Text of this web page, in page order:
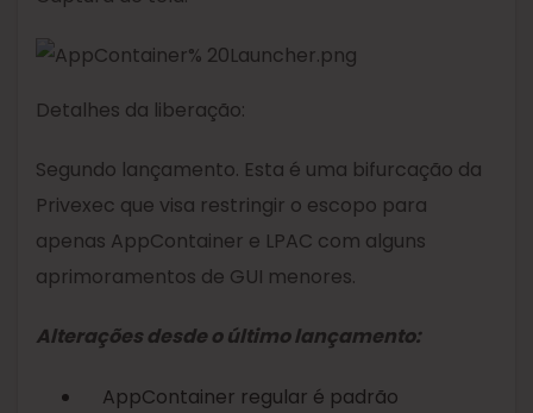
Detalhes da liberação:
Segundo lançamento. Esta é uma bifurcação da
Privexec que visa restringir o escopo para
apenas AppContainer e LPAC com alguns
aprimoramentos de GUI menores.
Alterações desde o último lançamento:
AppContainer regular é padrão